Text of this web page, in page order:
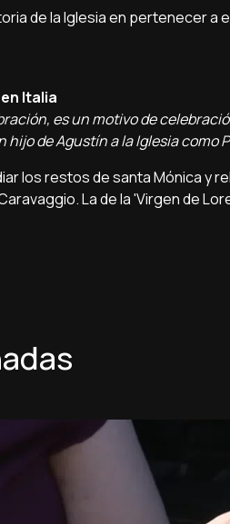
de la Iglesia en pertenecer
Italia
es un motivo de
hijo de Agustín a la Iglesia como
los restos de santa Mónica y
La de la 'Virgen de